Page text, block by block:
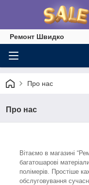
Ремонт Швидко
Про нас
Про нас
Вітаємо в магазині
багатошарові
полімерів. Простіше
обслуговування